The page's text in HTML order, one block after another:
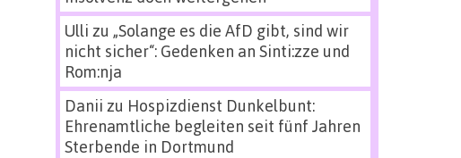
Ulli zu „Solange es die AfD gibt, sind wir
nicht sicher“: Gedenken an Sinti:zze und
Rom:nja
Danii zu Hospizdienst Dunkelbunt:
Ehrenamtliche begleiten seit fünf Jahren
Sterbende in Dortmund